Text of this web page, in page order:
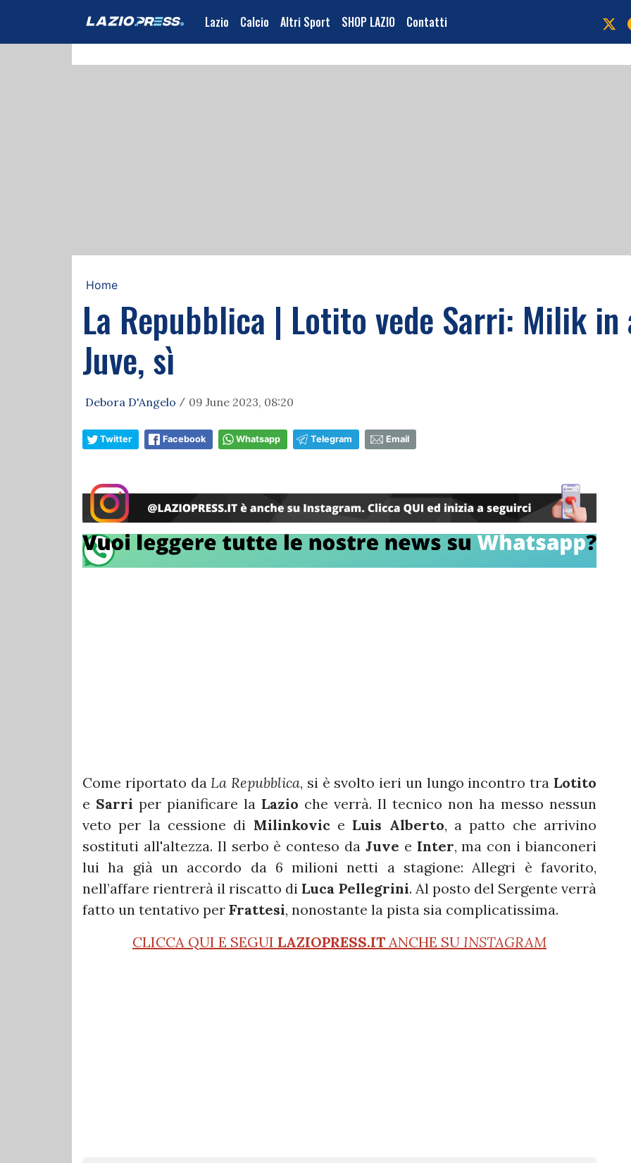
Lazio Calcio Altri Sport SHOP LAZIO Contatti
Home
La Repubblica | Lotito vede Sarri: Milik
Juve, sì
Debora D'Angelo / 09 June 2023, 08:20
Twitter Facebook Whatsapp Telegram Email
Come riportato daLa Repubblica, si è svolto ieri un lungo incontro tra Lotito
e Sarri per pianificare la Lazio che verrà. Il tecnico non ha messo nessun
veto per la cessione di Milinkovic e Luis Alberto, a patto che arrivino
sostituti all'altezza. Il serbo è conteso da Juve e Inter, ma con i bianconeri
lui ha già un accordo da 6 milioni netti a stagione: Allegri è favorito,
nell’affare rientrerà il riscatto di Luca Pellegrini. Al posto del Sergente verrà
fatto un tentativo per Frattesi, nonostante la pista sia complicatissima.
CLICCA QUI E SEGUI LAZIOPRESS.IT ANCHE SU INSTAGRAM